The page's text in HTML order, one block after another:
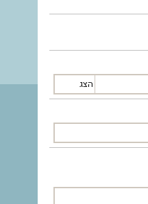
הצג